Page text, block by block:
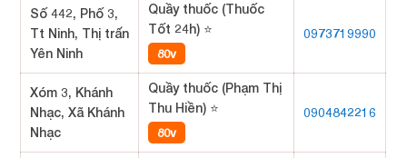
Số 442, Phố 3,
Tt Ninh, Thị trấn
Yên Ninh
Quầy thuốc (Thuốc
Tốt 24h) ⭐
80v
0973719990
Xóm 3, Khánh
Nhạc, Xã Khánh
Nhạc
Quầy thuốc (Phạm Thị
Thu Hiền) ⭐
80v
0904842216